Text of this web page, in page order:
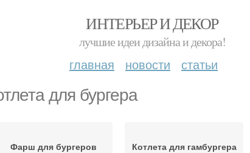
ИНТЕРЬЕР И ДЕКОР
лучшие идеи дизайна и декора!
главная новости статьи
для бургера
Фарш для бургеров Котлета для гамбургера